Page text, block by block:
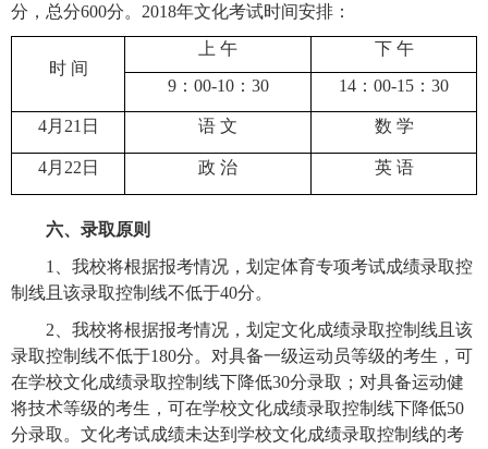
分，总分600分。 2018年文化考试时间安排：
时 间
上 午
下 午
9： 00-10： 30 14 ： 00-15 ： 30
4月 21 日 语 文 数 学
4月 22 日 政 治 英 语
六、录取原则
1
、我校将根据报考情况，划定体育专项考试成绩录取控
制线且该录取控制线不低于40分。
2 、我校将根据报考情况，划定文化成绩录取控制线且该
录取控制线不低于180分。对具备一级运动员等级的考生，可
在学校文化成绩录取控制线下降低30分录取；对具备运动健
将技术等级的考生，可在学校文化成绩录取控制线下降低50
分录取。文化考试成绩未达到学校文化成绩录取控制线的考